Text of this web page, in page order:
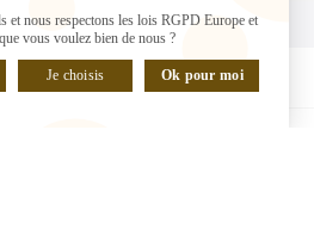
COMPTE
COMPTE
et nous respectons les lois RGPD Europe et
vous voulez bien de nous ?
Je choisis Ok pour moi
DISCUTER EN LIGNE